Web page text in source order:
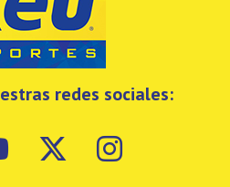
redes sociales: